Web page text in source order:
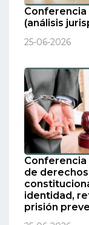
(análisis
25-06-2026
Conferencia
de
identidad,
prisión